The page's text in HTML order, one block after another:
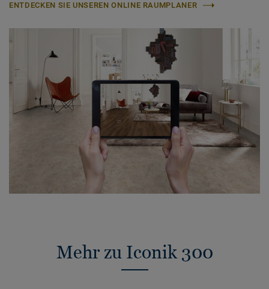
ENTDECKEN SIE UNSEREN ONLINE RAUMPLANER
Mehr zu Iconik 300